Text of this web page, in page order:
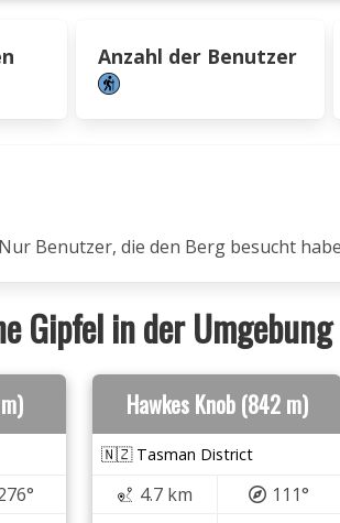
Anzahl der Benutzer
Benutzer, die den Berg besucht
Gipfel in der Umgebung
Hawkes Knob (842 m)
🇳🇿 Tasman District
4.7 km
111°